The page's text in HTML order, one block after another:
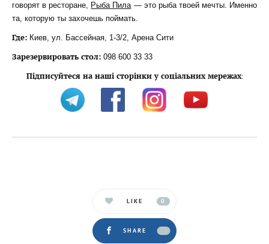
говорят в ресторане, Рыба Пила— это рыба твоей мечты. Именно
та, которую ты захочешь поймать.
Где: Киев, ул. Бассейная, 1-3/2, Арена Сити
Зарезервировать стол: 098 600 33 33
Підписуйтеся на наші сторінки у соціальних мережах:
LIKE 0
SHARE